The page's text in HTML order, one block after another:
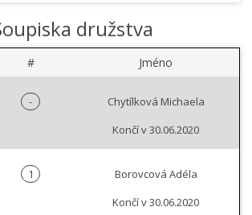
družstva
# Jméno
-
Chytílková Michaela
Končí v 30.06.2020
1
Borovcová Adéla
Končí v 30.06.2020